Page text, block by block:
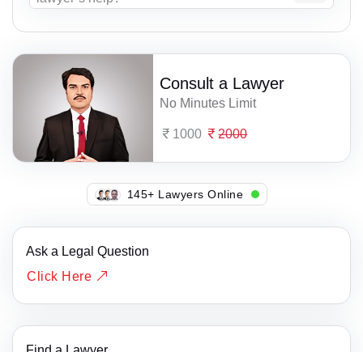
Consult a Lawyer
No Minutes Limit
1000 2000
143+ Lawyers Online
Ask a Legal Question
Click Here